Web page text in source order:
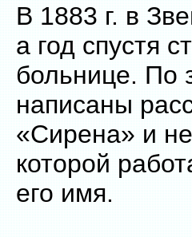
В 1883 г. в
а год спустя
больнице. По
написаны
«Сирена» и
которой
его имя.